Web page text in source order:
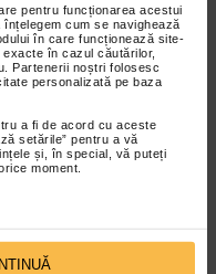
pentru funcționarea acestui
cum se navighează
în care funcționează site-
în cazul căutărilor,
Partenerii noștri folosesc
personalizată pe baza
a fi de acord cu aceste
setările” pentru a vă
și, în special, vă puteți
moment.
forma de tablete delicioase…